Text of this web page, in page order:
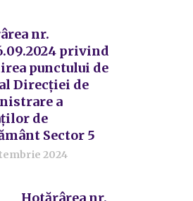
nr.
privind
punctului de
Direcției de
a
de
Sector 5
2024
Hotărârea nr.